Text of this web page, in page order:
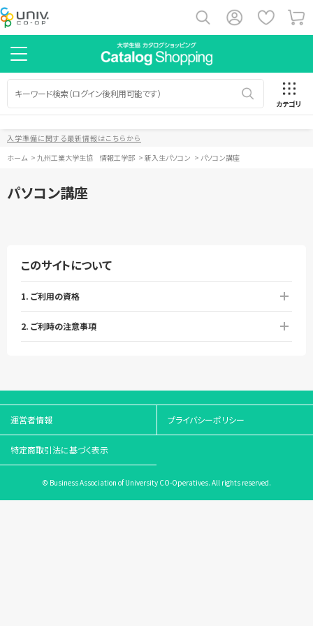
カテゴリ
入学準備に関する最新情報はこちらから
ホーム > 九州工業大学生協 情報工学部 > 新入生パソコン > パソコン講座
パソコン講座
このサイトについて
1. ご利用の資格
2. ご利時の注意事項
運営者情報 プライバシーポリシー
特定商取引法に基づく表示
© Business Association of University CO-Operatives. All rights reserved.